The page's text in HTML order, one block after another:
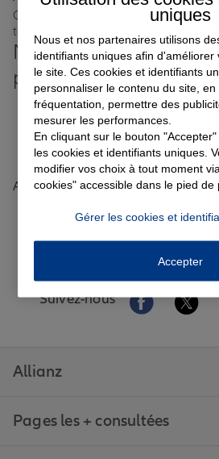
Garantie des accidents de la vie
Assurance scolaire
Protection juridique
Tous nos devis d'assurance
Où que vous soyez en France, nos
toujours près de chez vous.
Nos offres
plus grandes villes de
Toutes les agences
Tous nos guides et
Accueil Trouver une agence Allianz
Avis agence LILLE BOURSE
Suivez-nous Aller sur laAller
Allianz
Pages les + consultées
uniques
Nous et nos partenaires utilisons
identifiants uniques afin
le site. Ces cookies et identifiants
personnaliser le contenu du site, en
fréquentation, permettre des
mesurer les performances.
En cliquant sur le bouton
les cookies et identifiants uniques.
modifier vos choix à tout moment
cookies" accessible dans le pied de
Gérer les cookies et
Accepter